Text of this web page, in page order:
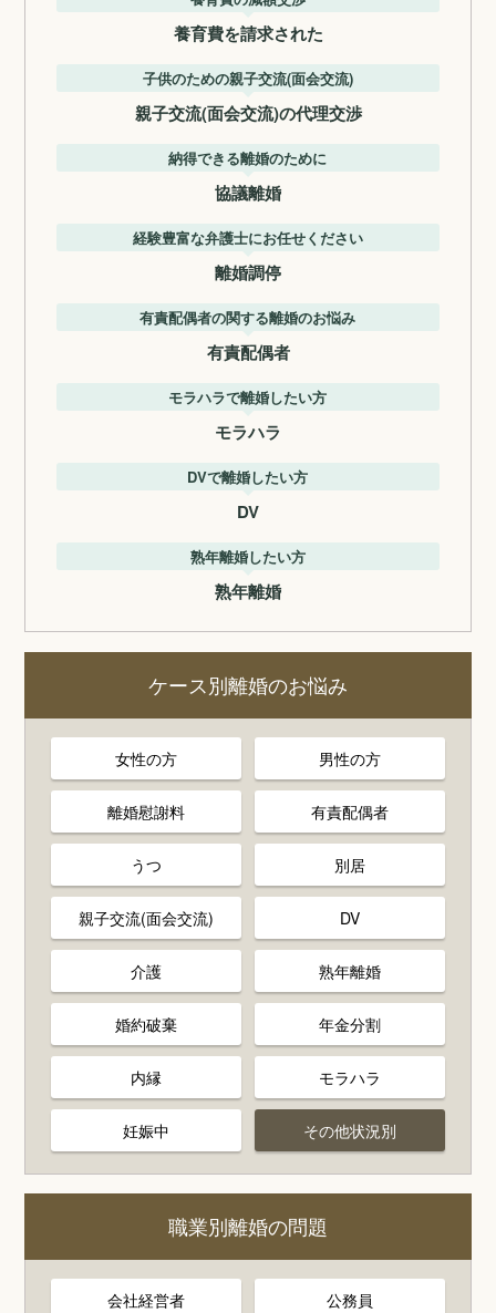
養育費を請求された
子供のための親子交流(面会交流)
親子交流(面会交流)の代理交渉
納得できる離婚のために
協議離婚
経験豊富な弁護士にお任せください
離婚調停
有責配偶者の関する離婚のお悩み
有責配偶者
モラハラで離婚したい方
モラハラ
DVで離婚したい方
DV
熟年離婚したい方
熟年離婚
ケース別離婚のお悩み
女性の方 男性の方
離婚慰謝料 有責配偶者
うつ 別居
親子交流(面会交流) DV
介護 熟年離婚
婚約破棄 年金分割
内縁 モラハラ
妊娠中 その他状況別
職業別離婚の問題
会社経営者 公務員